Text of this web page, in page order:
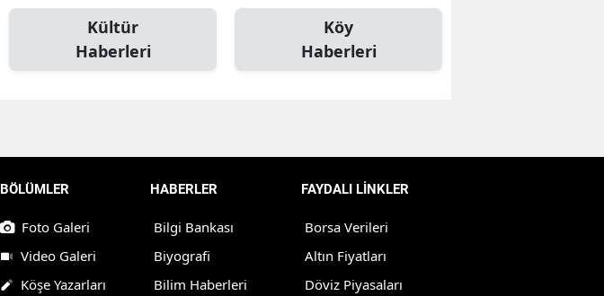
Denizli
Diyarbakır
Erzincan
Erzurum
Eskişehir
Gaziantep
Kültür
Haberleri
Köy
Haberleri
BÖLÜMLER
Foto Galeri
Video Galeri
Köşe Yazarları
HABERLER
Bilgi Bankası
Biyografi
Bilim Haberleri
FAYDALI LİNKLER
Borsa Verileri
Altın Fiyatları
Döviz Piyasaları